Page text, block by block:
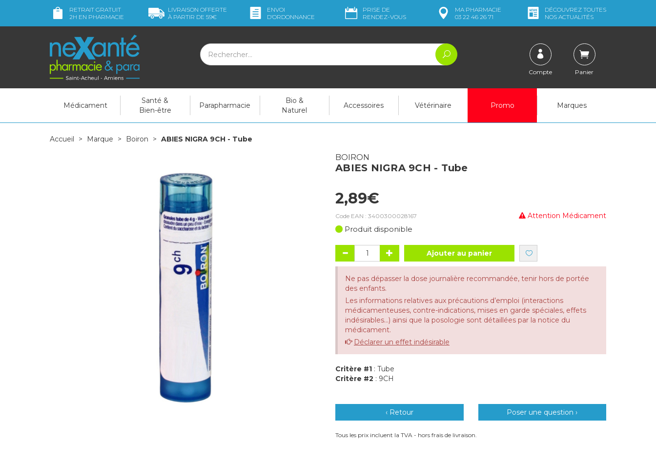
RETRAIT GRATUIT
2H EN PHARMACIE
LIVRAISON OFFERTE
À PARTIR DE 59€
ENVOI
D’ORDONNANCE
PRISE DE
RENDEZ-VOUS
MAPHARMACIE
03 22 46 26 71
DÉCOUVREZ TOUTES
NOS ACTUALITÉS
Compte Panier
Médicament
Santé &
Bien-être
Parapharmacie
Bio &
Naturel
Accessoires Vétérinaire Promo Marques
Accueil Marque Boiron ABIES NIGRA 9CH - Tube
BOIRON
ABIES NIGRA 9CH - Tube
2,89€
Attention Médicament
Code EAN : 3400300028167
Produit disponible
Ajouter au panier
Ne pas dépasser la dose journalière recommandée, tenir hors de portée
des enfants.
Les informations relatives aux précautions d’emploi (interactions
médicamenteuses, contre-indications, mises en garde spéciales, effets
indésirables...) ainsi que la posologie sont détaillées par la notice du
médicament.
Déclarer un effet indésirable
Critère #1 : Tube
Critère #2 : 9CH
‹ Retour Poser une question ›
Tous les prix incluent la TVA - hors frais de livraison.